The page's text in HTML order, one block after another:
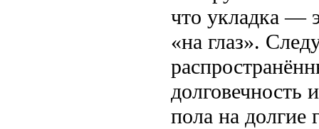
что укладка —
«на глаз».
долговечность
пола на долгие